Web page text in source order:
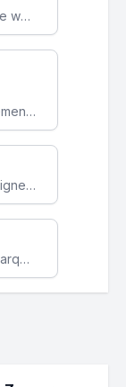
Boostez la visibilité de votre site web sur Google et attirez du trafic qualifié grâce à nos stratégies SEO.
Attirez des clients ciblés rapidement avec des campagnes publicitaires payantes optimisées pour vos objectifs.
Augmentez votre notoriété en ligne et stimulez la croissance de votre entreprise grâce à une stratégie sociale sur mesure.
Renforcez l’identité de votre marque avec un design unique qui capte l’attention et engage vos clients.